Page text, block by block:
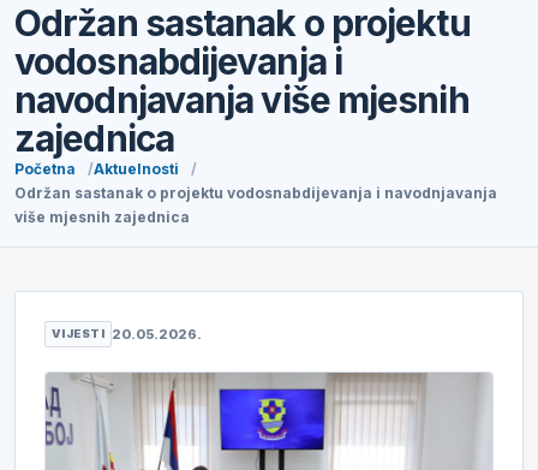
Održan sastanak o projektu
vodosnabdijevanja i
navodnjavanja više mjesnih
zajednica
Početna
Aktuelnosti
Održan sastanak o projektu vodosnabdijevanja i navodnjavanja
više mjesnih zajednica
VIJESTI 20.05.2026.